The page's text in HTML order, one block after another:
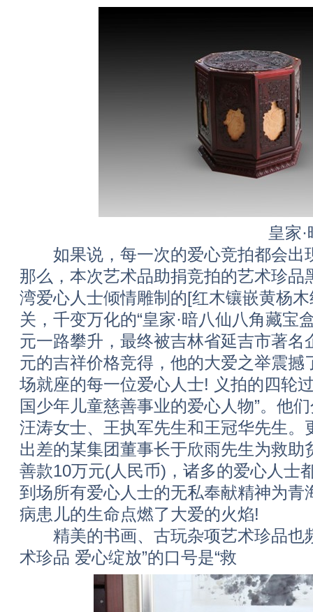
皇家·暗八仙八
如果说，每一次的爱心竞拍都会出
那么，本次艺术品助捐竞拍的艺术珍品
湾爱心人士倾情雕制的[红木镶嵌黄杨
关，千变万化的“皇家·暗八仙八角藏宝
元一路攀升，最终被吉林省延吉市著名
元的吉祥价格竞得，他的大爱之举震撼
场就座的每一位爱心人士! 义拍的四轮
国少年儿童慈善事业的爱心人物”。他
汪涛女士、王执军先生和王冠华先生。
出差的某集团董事长于欣雨先生为救助
善款10万元(人民币)，诸多的爱心人士
到场所有爱心人士的无私奉献精神为青
病患儿的生命点燃了大爱的火焰!
精美的书画、古玩杂项艺术珍品也
术珍品 爱心绽放”的口号是“救